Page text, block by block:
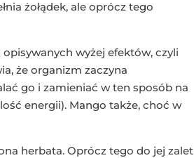
żołądek, ale oprócz tego
wyżej efektów, czyli
że organizm zaczyna
go i zamieniać w ten sposób na
energii). Mango także, choć w
herbata. Oprócz tego do jej zalet